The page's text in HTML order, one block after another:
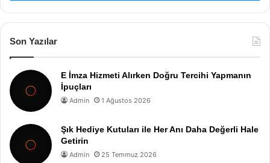
Son Yazılar
E İmza Hizmeti Alırken Doğru Tercihi Yapmanın
İpuçları
Admin 1 Ağustos 2026
Şık Hediye Kutuları ile Her Anı Daha Değerli Hale
Getirin
Admin 25 Temmuz 2026